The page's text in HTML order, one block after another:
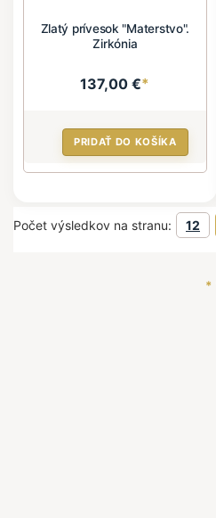
Zlatý prívesok "Materstvo".
Zirkónia
137,00 €*
PRIDAŤ DO KOŠÍKA
Počet výsledkov na stranu: 12
*